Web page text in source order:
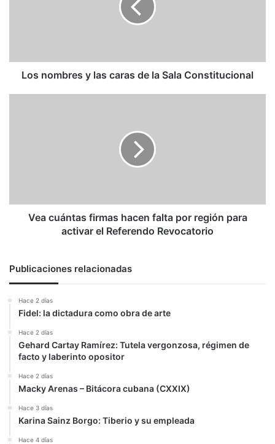
Constitucional
Los nombres y las caras de la Sala Constitucional
activar
Vea cuántas firmas hacen falta por región para
activar el Referendo Revocatorio
Publicaciones relacionadas
Hace 2 días
Fidel: la dictadura como obra de arte
Hace 2 días
Gehard Cartay Ramírez: Tutela vergonzosa, régimen de
facto y laberinto opositor
Hace 2 días
Macky Arenas – Bitácora cubana (CXXIX)
Hace 3 días
Karina Sainz Borgo: Tiberio y su empleada
Hace 4 días